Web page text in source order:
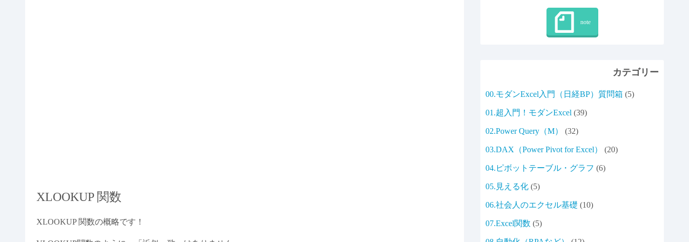
XLOOKUP 関数
XLOOKUP 関数の概略です！
カテゴリー
00.モダンExcel入門（日経BP）質問箱 (5)
01.超入門！モダンExcel (39)
02.Power Query（M） (32)
03.DAX（Power Pivot for Excel） (20)
04.ピボットテーブル・グラフ (6)
05.見える化 (5)
06.社会人のエクセル基礎 (10)
07.Excel関数 (5)